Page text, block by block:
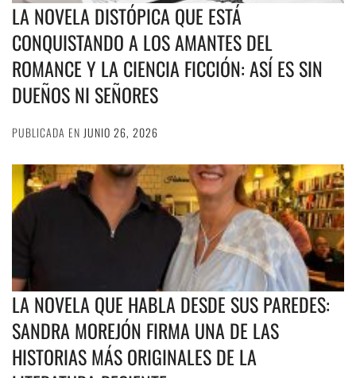
LA NOVELA DISTÓPICA QUE ESTÁ
CONQUISTANDO A LOS AMANTES DEL
ROMANCE Y LA CIENCIA FICCIÓN: ASÍ ES SIN
DUEÑOS NI SEÑORES
PUBLICADA EN JUNIO 26, 2026
LA NOVELA QUE HABLA DESDE SUS PAREDES:
SANDRA MOREJÓN FIRMA UNA DE LAS
HISTORIAS MÁS ORIGINALES DE LA